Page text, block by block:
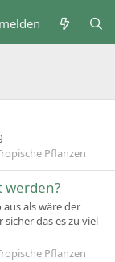
Pflanzen
werden?
als wäre der
das es zu viel
Pflanzen